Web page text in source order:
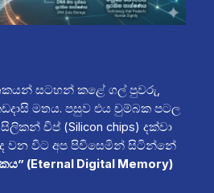
සටහන් කළේ ගල් පුවරු,
මතය. පසුව එය චුම්බක පටල
චිප් (Silicon chips) දක්වා
වන විට අප පිවිසෙමින් සිටින්නේ
(Eternal Digital Memory)